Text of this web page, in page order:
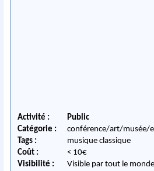
Activité :
Public
Catégorie :
conférence/art/musée/
Tags :
musique classique
Coût :
< 10€
Visibilité :
Visible par tout le monde